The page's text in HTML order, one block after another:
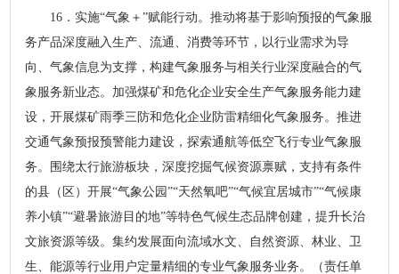
16．实施“气象＋”赋能行动。推动将基于影响预报的气象服
务产品深度融入生产、流通、消费等环节，以行业需求为导
向、气象信息为支撑，构建气象服务与相关行业深度融合的气
象服务新业态。加强煤矿和危化企业安全生产气象服务能力建
设，开展煤矿雨季三防和危化企业防雷精细化气象服务。推进
交通气象预报预警能力建设，探索通航等低空飞行专业气象服
务。围绕太行旅游板块，深度挖掘气候资源禀赋，支持有条件
的县（区）开展“气象公园”“天然氧吧”“气候宜居城市”“气候康
养小镇”“避暑旅游目的地”等特色气候生态品牌创建，提升长治
文旅资源等级。集约发展面向流域水文、自然资源、林业、卫
生、能源等行业用户定量精细的专业气象服务业务。（责任单